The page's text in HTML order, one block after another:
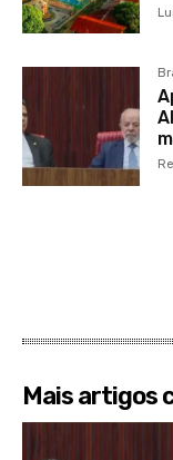
Mais artigos